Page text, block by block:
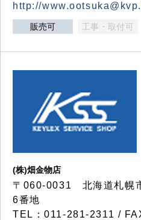
http://
販売可 工事・取付可
(株)畑金物店
〒060-0031 北海道札幌
6番地
TEL：011-281-2311 /